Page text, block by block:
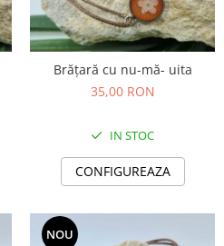
Brățară cu nu-mă- uita
35,00 RON
IN STOC
CONFIGUREAZA
NOU